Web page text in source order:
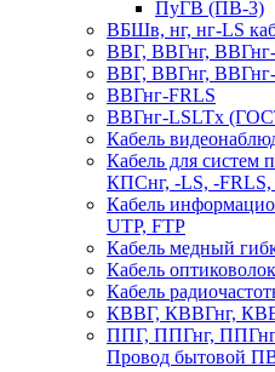
ПуГВ (ПВ-3)
ВБШв, нг, нг-LS
ВВГ, ВВГнг,
ВВГ, ВВГнг,
ВВГнг-FRLS
ВВГнг-LSLTx
Кабель
Кабель для систем
КПСнг, -LS, -FRLS,
Кабель
UTP, FTP
Кабель медный
Кабель
Кабель
КВВГ, КВВГнг,
ППГ, ППГнг,
Провод